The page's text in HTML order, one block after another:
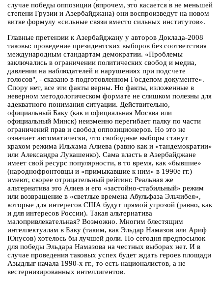
случае победы оппозиции (впрочем, это касается в не меньшей
степени Грузии и Азербайджана) они воспроизведут на новом
витке формулу «сильные связи вместо сильных институтов».
Главные претензии к Азербайджану у авторов Доклада-2008
таковы: проведение президентских выборов без соответствия
международным стандартам демократии. «Проблемы
заключались в ограничении политических свобод и медиа,
давлении на наблюдателей и нарушениях при подсчете
голосов", - сказано в подготовленном Госдепом документе».
Спору нет, все эти факты верны. Но факты, изложенные в
неверном методологическом формате не слишком полезны для
адекватного понимания ситуации. Действительно,
официальный Баку (как и официальная Москва или
официальный Минск) неизменно перегибает палку по части
ограничений прав и свобод оппозиционеров. Но это не
означает автоматически, что свободные выборы станут
крахом режима Ильхама Алиева (равно как и «тандемократии»
или Александра Лукашенко). Сама власть в Азербайджане
имеет свой ресурс популярности, в то время, как «бывшие»
(народнофронтовцы и «примыкавшие к ним» в 1990е гг.)
имеют, скорее отрицательный рейтинг. Реальная же
альтернатива это Алиев и его «застойно-стабильный» режим
или возвращение в «светлые времена Абульфаза Эльчибея»,
которые для интересов США будут прямой угрозой (равно, как
и для интересов России). Такая альтернатива
малопривлекательная? Возможно. Многим блестящим
интеллектуалам в Баку (таким, как Эльдар Намазов или Ариф
Юнусов) хотелось бы лучшей доли. Но сегодня предпосылок
для победы Эльдара Намазова на честных выборах нет. И в
случае проведения таковых успех будет ждать героев площади
Азыдлыг начала 1990-х гг., то есть националистов, а не
вестернизированных интеллигентов.